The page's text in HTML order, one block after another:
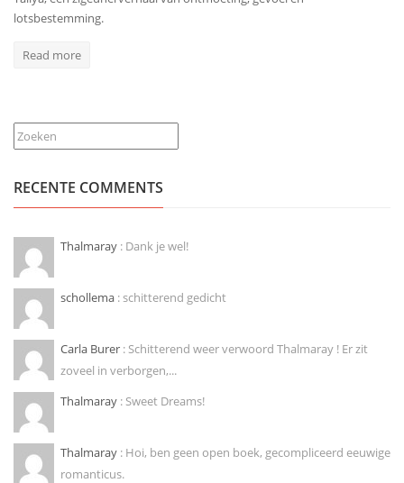
lotsbestemming.
Read more
Zoeken
RECENTE COMMENTS
Thalmaray : Dank je wel!
schollema : schitterend gedicht
Carla Burer : Schitterend weer verwoord Thalmaray ! Er zit
zoveel in verborgen,...
Thalmaray : Sweet Dreams!
Thalmaray : Hoi, ben geen open boek, gecompliceerd eeuwige
romanticus.